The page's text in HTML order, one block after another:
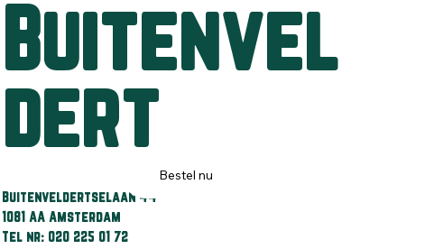
Buitenvel
dert
Buitenveldertselaan 44
1081 AA Amsterdam
Tel nr: 020 225 01 72
Bestel nu